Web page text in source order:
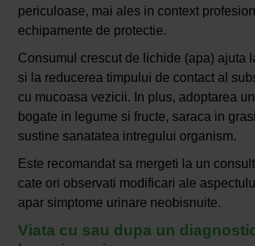
periculoase, mai ales in context
echipamente de protectie.
Consumul crescut de lichide (apa) ajuta
si la reducerea timpului de contact al
cu mucoasa vezicii. In plus, adoptarea
bogate in legume si fructe, saraca in
sustine sanatatea intregului organism.
Este recomandat sa mergeti la un
cate ori observati modificari ale
apar simptome urinare neobisnuite.
Viata cu sau dupa un